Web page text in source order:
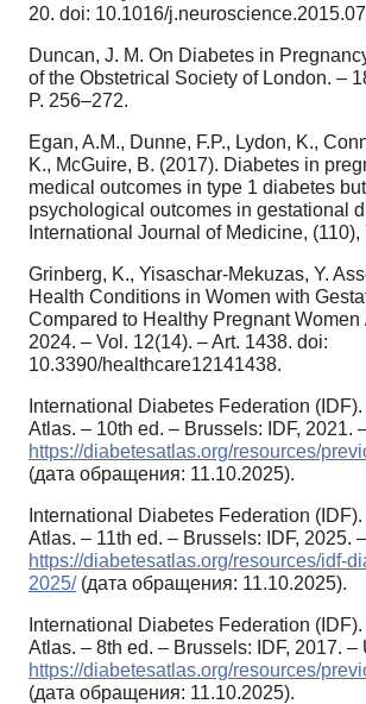
20. doi: 10.1016/
Duncan, J. M. On Diabetes in
of the Obstetrical Society of London. –
P. 256–272.
Egan, A.M., Dunne, F.P., Lydon, K.,
K., McGuire, B. (2017). Diabetes in
medical outcomes in type 1 diabetes
psychological outcomes in gestational
International Journal of Medicine, (110),
Grinberg, K., Yisaschar-Mekuzas, Y.
Health Conditions in Women with
Compared to Healthy Pregnant Women
2024. – Vol. 12(14). – Art. 1438. doi:
10.3390/healthcare12141438.
International Diabetes Federation
Atlas. – 10th ed. – Brussels: IDF, 2021.
https://diabetesatlas.org/resources/
(дата обращения: 11.10.2025).
International Diabetes Federation
Atlas. – 11th ed. – Brussels: IDF, 2025.
https://diabetesatlas.org/resources/idf-
2025/(дата обращения: 11.10.2025).
International Diabetes Federation
Atlas. – 8th ed. – Brussels: IDF, 2017. –
https://diabetesatlas.org/resources/
(дата обращения: 11.10.2025).